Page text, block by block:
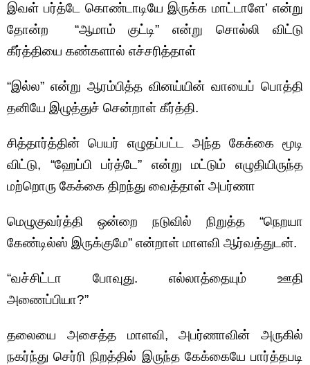
இவள் பர்த்டே கொண்டாடியே இருக்க மாட்டாளே’ என்று
தோன்ற “ஆமாம் குட்டி” என்று சொல்லி விட்டு
கீர்த்தியை கண்களால் எச்சரித்தாள்
“இல்ல” என்று ஆரம்பித்த வினய்யின் வாயைப் பொத்தி
தனியே இழுத்துச் சென்றாள் கீர்த்தி.
சித்தார்த்தின் பெயர் எழுதப்பட்ட அந்த கேக்கை மூடி
விட்டு, “ஹேப்பி பர்த்டே” என்று மட்டும் எழுதியிருந்த
மற்றொரு கேக்கை திறந்து வைத்தாள் அபர்ணா
மெழுகுவர்த்தி ஒன்றை நடுவில் நிறுத்த “நெறயா
கேண்டில்ஸ் இருக்குமே” என்றாள் மாளவி ஆர்வத்துடன்.
“வச்சிட்டா போவுது. எல்லாத்தையும் ஊதி
அணைப்பியா?”
தலையை அசைத்த மாளவி, அபர்ணாவின் அருகில்
நகர்ந்து செர்ரி நிறத்தில் இருந்த கேக்கையே பார்த்தபடி